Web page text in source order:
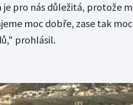
je pro nás důležitá, protože
moc dobře, zase tak
prohlásil.